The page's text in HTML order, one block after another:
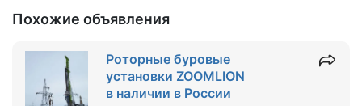
Похожие объявления
Роторные буровые
установки ZOOMLION
в наличии в России